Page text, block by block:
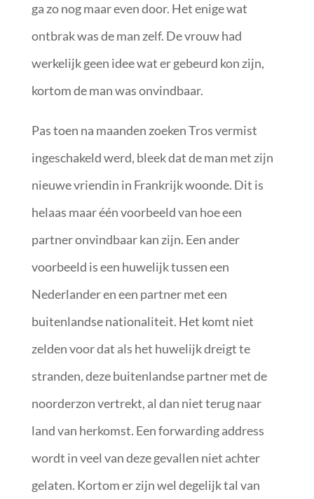
ga zo nog maar even door. Het enige wat
ontbrak was de man zelf. De vrouw had
werkelijk geen idee wat er gebeurd kon zijn,
kortom de man was onvindbaar.
Pas toen na maanden zoeken Tros vermist
ingeschakeld werd, bleek dat de man met zijn
nieuwe vriendin in Frankrijk woonde. Dit is
helaas maar één voorbeeld van hoe een
partner onvindbaar kan zijn. Een ander
voorbeeld is een huwelijk tussen een
Nederlander en een partner met een
buitenlandse nationaliteit. Het komt niet
zelden voor dat als het huwelijk dreigt te
stranden, deze buitenlandse partner met de
noorderzon vertrekt, al dan niet terug naar
land van herkomst. Een forwarding address
wordt in veel van deze gevallen niet achter
gelaten. Kortom er zijn wel degelijk tal van